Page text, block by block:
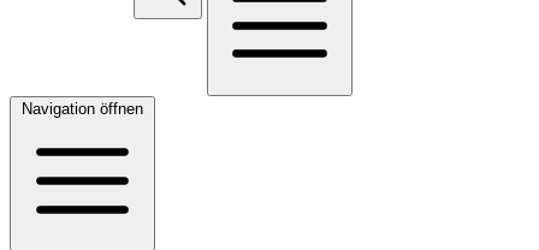
Navigation öffnen